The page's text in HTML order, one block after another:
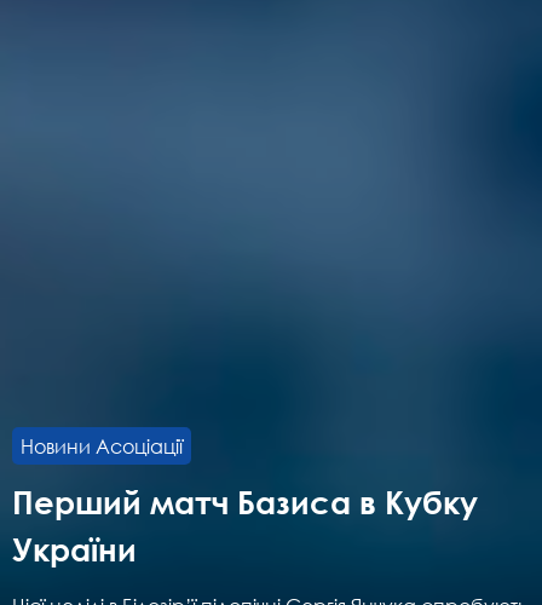
Новини Асоціації
Перший матч Базиса в Кубку
України